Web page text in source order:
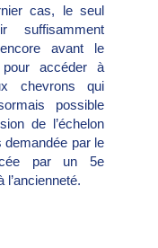
cas, le seul
suffisamment
avant le
accéder à
chevrons qui
possible
de l’échelon
demandée par le
par un 5e